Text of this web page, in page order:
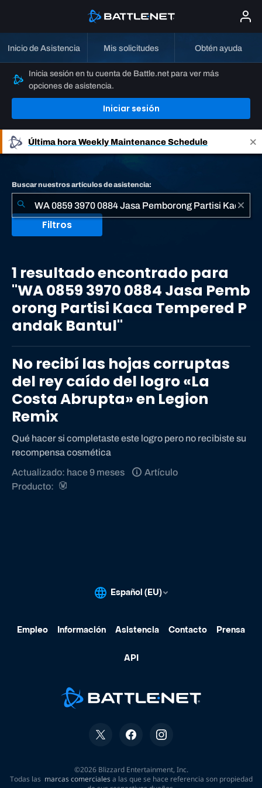
Inicio de Asistencia Mis solicitudes Obtén ayuda
Inicia sesión en tu cuenta de Battle.net para ver más
opciones de asistencia.
Iniciar sesión
Última horaWeekly Maintenance Schedule
Buscar nuestros artículos de asistencia:
Filtros
encontrado
para
"WA
3970
0884
Jasa
Pemborong
Partisi
Kaca
Tempered
Bantul"
1 resultado encontrado para
"WA 0859 3970 0884 Jasa Pemb
orong Partisi Kaca Tempered P
andak Bantul"
No recibí las hojas corruptas
del rey caído del logro «La
Costa Abrupta» en Legion
Remix
Qué hacer si completaste este logro pero no recibiste su
recompensa cosmética
Actualizado: hace 9 meses
Artículo
Producto: